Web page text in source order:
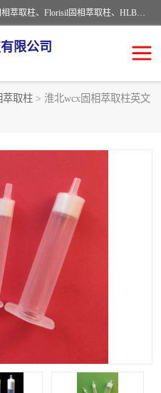
河北艺心逸意科技有限公司主营：C18固相萃取柱、Florisil固相萃取柱、HLB固相萃取柱、MCX固相萃取柱、QuEChERS、固相萃取空柱、针式过滤器 、固相萃取柱、黄曲霉毒素亲和柱。全国咨询热线：18630105913。河北艺心逸意科技有限公司接受来样定做，我们秉承着“顾客至上，锐意进取”的经营理念，坚持客户至上的原则为广大客户提供优质的服务，欢迎广大客户惠顾！免费咨询！
限公司
萃取柱 > 淮北wcx固相萃取柱英文
SPE填料
过滤器/滤膜
SPE配件
96孔板